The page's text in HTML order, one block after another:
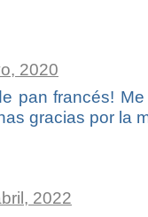
2020
pan francés!
gracias por la
2022